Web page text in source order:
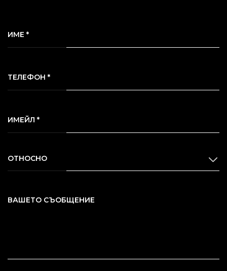
ИМЕ *
ТЕЛЕФОН *
ИМЕЙЛ *
ОТНОСНО
ВАШЕТО СЪОБЩЕНИЕ